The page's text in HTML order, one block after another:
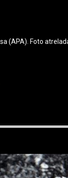
(APA). Foto